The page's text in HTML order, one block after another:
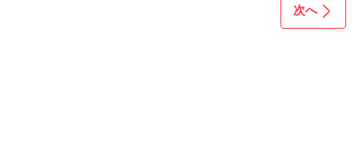
次へ